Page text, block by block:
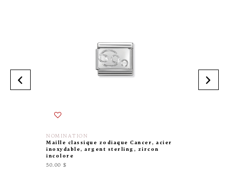
NOMINATION
Maille classique zodiaque Cancer, acier
inoxydable, argent sterling, zircon
incolore
50.00 $